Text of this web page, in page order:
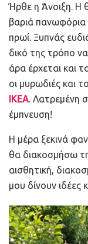
Ήρθε η Άνοιξη. Η
βαριά πανωφόρια
πρωί. Ξυπνάς
δικό της τρόπο
άρα έρχεται και
οι μυρωδιές και
IKEA. Λατρεμένη
έμπνευση!
Η μέρα ξεκινά
θα διακοσμήσω
αισθητική,
μου δίνουν ιδέες